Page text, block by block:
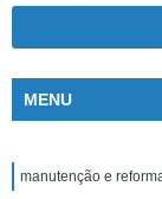
MENU
manutenção e